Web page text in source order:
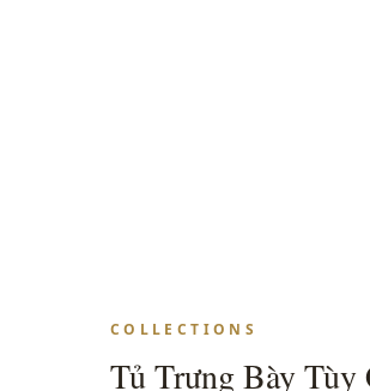
COLLECTIONS
Tủ Trưng Bày Tùy